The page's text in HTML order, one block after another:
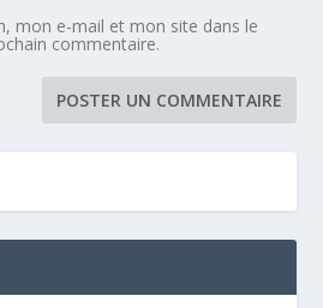
mon e-mail et mon site dans le
commentaire.